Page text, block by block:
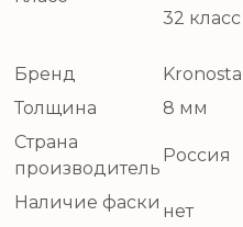
32 класс
Бренд
Толщина
8 мм
Страна
производитель
Россия
Наличие фаски нет